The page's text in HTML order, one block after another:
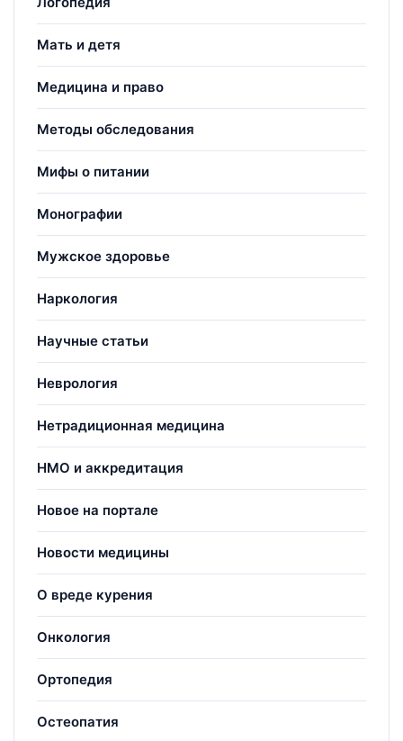
Мать и детя
Медицина и право
Методы обследования
Мифы о питании
Монографии
Мужское здоровье
Наркология
Научные статьи
Неврология
Нетрадиционная медицина
НМО и аккредитация
Новое на портале
Новости медицины
О вреде курения
Онкология
Ортопедия
Остеопатия